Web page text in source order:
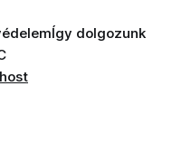
Így dolgozunk